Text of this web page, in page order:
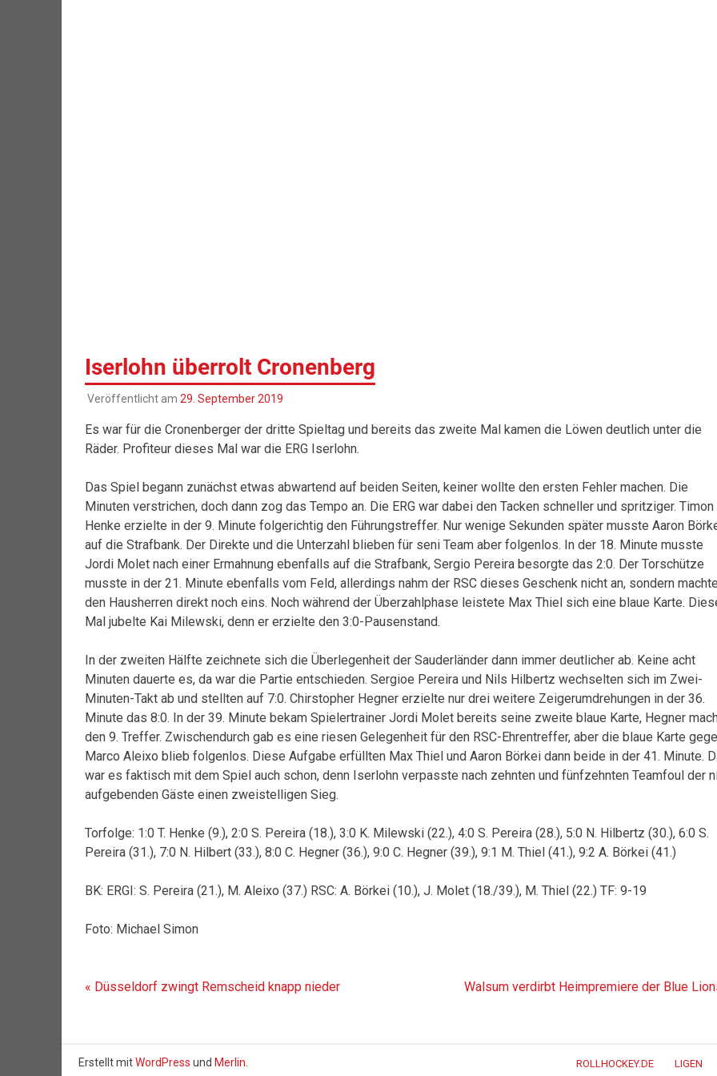
Iserlohn überrolt Cronenberg
Veröffentlicht am 29. September 2019
Es war für die Cronenberger der dritte Spieltag und bereits das zweite Mal kamen die Löwen deutlich unter die
Räder. Profiteur dieses Mal war die ERG Iserlohn.
Das Spiel begann zunächst etwas abwartend auf beiden Seiten, keiner wollte den ersten Fehler machen. Die
Minuten verstrichen, doch dann zog das Tempo an. Die ERG war dabei den Tacken schneller und spritziger. Timon
Henke erzielte in der 9. Minute folgerichtig den Führungstreffer. Nur wenige Sekunden später musste Aaron
auf die Strafbank. Der Direkte und die Unterzahl blieben für seni Team aber folgenlos. In der 18. Minute musste
Jordi Molet nach einer Ermahnung ebenfalls auf die Strafbank, Sergio Pereira besorgte das 2:0. Der Torschütze
musste in der 21. Minute ebenfalls vom Feld, allerdings nahm der RSC dieses Geschenk nicht an, sondern machte
den Hausherren direkt noch eins. Noch während der Überzahlphase leistete Max Thiel sich eine blaue Karte.
Mal jubelte Kai Milewski, denn er erzielte den 3:0-Pausenstand.
In der zweiten Hälfte zeichnete sich die Überlegenheit der Sauderländer dann immer deutlicher ab. Keine acht
Minuten dauerte es, da war die Partie entschieden. Sergioe Pereira und Nils Hilbertz wechselten sich im Zwei-
Minuten-Takt ab und stellten auf 7:0. Chirstopher Hegner erzielte nur drei weitere Zeigerumdrehungen in der 36.
Minute das 8:0. In der 39. Minute bekam Spielertrainer Jordi Molet bereits seine zweite blaue Karte, Hegner
den 9. Treffer. Zwischendurch gab es eine riesen Gelegenheit für den RSC-Ehrentreffer, aber die blaue Karte
Marco Aleixo blieb folgenlos. Diese Aufgabe erfüllten Max Thiel und Aaron Börkei dann beide in der 41. Minute.
war es faktisch mit dem Spiel auch schon, denn Iserlohn verpasste nach zehnten und fünfzehnten Teamfoul der
aufgebenden Gäste einen zweistelligen Sieg.
Torfolge: 1:0 T. Henke (9.), 2:0 S. Pereira (18.), 3:0 K. Milewski (22.), 4:0 S. Pereira (28.), 5:0 N. Hilbertz (30.), 6:0 S.
Pereira (31.), 7:0 N. Hilbert (33.), 8:0 C. Hegner (36.), 9:0 C. Hegner (39.), 9:1 M. Thiel (41.), 9:2 A. Börkei (41.)
BK: ERGI: S. Pereira (21.), M. Aleixo (37.) RSC: A. Börkei (10.), J. Molet (18./39.), M. Thiel (22.) TF: 9-19
Foto: Michael Simon
Beitragsnavigation
« Düsseldorf zwingt Remscheid knapp nieder Walsum verdirbt Heimpremiere der Blue
ROLLHOCKEY.DE LIGEN
Erstellt mitWordPress und Merlin.